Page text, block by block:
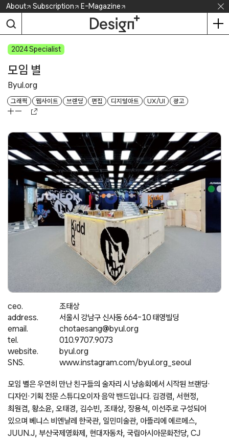
Skip
content
About Subscription E-Magazine
2024
모임 별
Byul.org
그래픽 웹사이트 브랜딩 편집 디지털아트 UX/UI 광고
ceo.
조태상
address.
서울시 강남구 신사동 664-10 태영빌딩
email.
chotaesang@byul.org
tel.
010.9707.9073
website.
byul.org
SNS.
www.instagram.com/byul.org_seoul
모임 별은 우연히 만난 친구들의 술자리 시 낭송회에서 시작된 브랜딩·
디자인·기획 전문 스튜디오이자 음악 밴드입니다. 김경렴, 서현정,
최원겸, 황소윤, 오태경, 김수빈, 조태상, 장용석, 이선주로 구성되어
있으며 베니스 비엔날레 한국관, 일민미술관, 아뜰리에 에르메스,
JUUN.J, 부산국제영화제, 현대자동차, 국립아시아문화전당, CJ